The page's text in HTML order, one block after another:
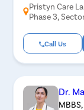
Pristyn Care
Phase 3,
Call Us
Dr.